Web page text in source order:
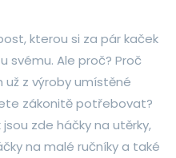
kterou si za pár kaček
svému. Ale proč? Proč
z výroby umístěné
zákonitě potřebovat?
zde háčky na utěrky,
na malé ručníky a také